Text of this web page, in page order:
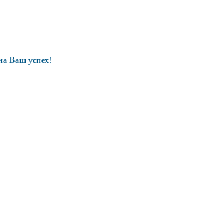
Ваш успех!